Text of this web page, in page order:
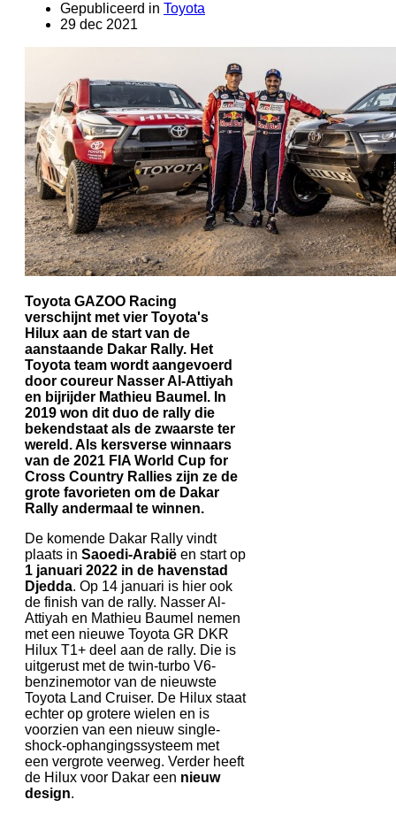
Gepubliceerd in Toyota
29 dec 2021
Toyota GAZOO Racing
verschijnt met vier Toyota's
Hilux aan de start van de
aanstaande Dakar Rally. Het
Toyota team wordt aangevoerd
door coureur Nasser Al-Attiyah
en bijrijder Mathieu Baumel. In
2019 won dit duo de rally die
bekendstaat als de zwaarste ter
wereld. Als kersverse winnaars
van de 2021 FIA World Cup for
Cross Country Rallies zijn ze de
grote favorieten om de Dakar
Rally andermaal te winnen.
De komende Dakar Rally vindt
plaats in Saoedi-Arabië en start op
1 januari 2022 in de havenstad
Djedda. Op 14 januari is hier ook
de finish van de rally. Nasser Al-
Attiyah en Mathieu Baumel nemen
met een nieuwe Toyota GR DKR
Hilux T1+ deel aan de rally. Die is
uitgerust met de twin-turbo V6-
benzinemotor van de nieuwste
Toyota Land Cruiser. De Hilux staat
echter op grotere wielen en is
voorzien van een nieuw single-
shock-ophangingssysteem met
een vergrote veerweg. Verder heeft
de Hilux voor Dakar een nieuw
design.